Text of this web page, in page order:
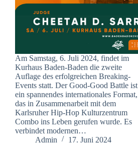
Am Samstag, 6. Juli 2024, findet im
Kurhaus Baden-Baden die zweite
Auflage des erfolgreichen Breaking-
Events statt. Der Good-Good Battle ist
ein spannendes internationales Format,
das in Zusammenarbeit mit dem
Karlsruher Hip-Hop Kulturzentrum
Combo ins Leben gerufen wurde. Es
verbindet modernen…
Admin
17. Juni 2024